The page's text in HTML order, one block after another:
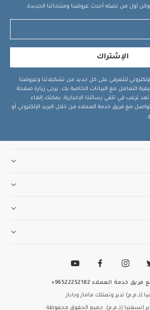
وكن أول من تصله أحدث عروضنا ومنتجاتنا الجديدة.
الإشتراك
لتتعرفي على كل جديد من تشكيلاتنا وعروضنا
التعامل مع البيانات الخاصة بك، يرجى زيارة صفحة
تعد ترغب في تلقي رسائلنا الإخبارية، يمكنك إلغاء
مع فريق خدمة العملاء من خلال البريد الإلكتروني أو
.
(ذ.م.م) تدير وتمتلك ماماز وباباز
فريق خدمة العملاء 96522252182+